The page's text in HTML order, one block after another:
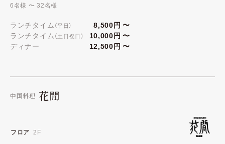
6名様 〜 32名様
ランチタイム（平日）
8,500円 〜
ランチタイム（土日祝日）
10,000円 〜
ディナー
12,500円 〜
中国料理 花閒
フロア 2F